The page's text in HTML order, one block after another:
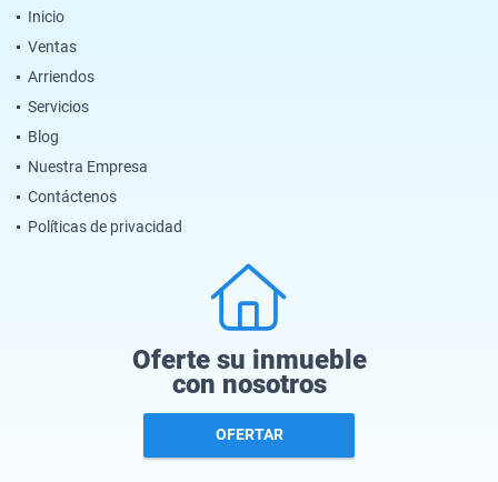
Inicio
Ventas
Arriendos
Servicios
Blog
Nuestra Empresa
Contáctenos
Políticas de privacidad
Oferte su inmueble
con nosotros
OFERTAR